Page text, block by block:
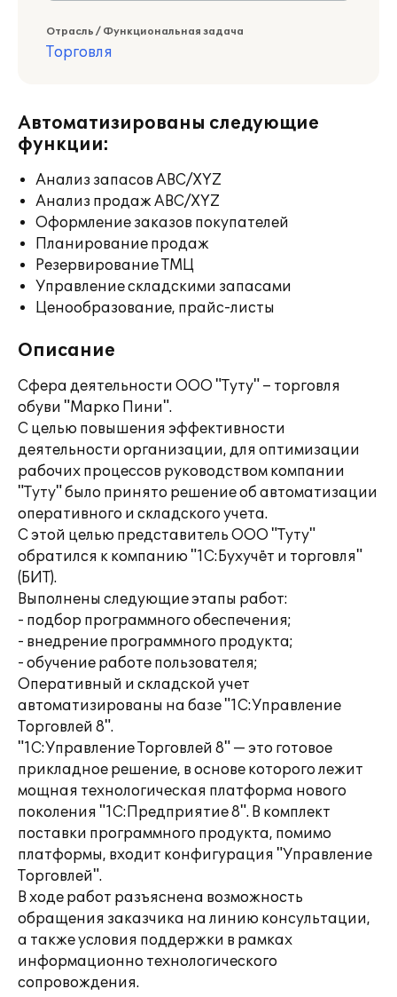
Отрасль / Функциональная задача
Торговля
Автоматизированы следующие
функции:
Анализ запасов ABC/XYZ
Анализ продаж ABC/XYZ
Оформление заказов покупателей
Планирование продаж
Резервирование ТМЦ
Управление складскими запасами
Ценообразование, прайс-листы
Описание
Сфера деятельности ООО "Туту" – торговля
обуви "Марко Пини".
С целью повышения эффективности
деятельности организации, для оптимизации
рабочих процессов руководством компании
"Туту" было принято решение об автоматизации
оперативного и складского учета.
С этой целью представитель ООО "Туту"
обратился к компанию "1С:Бухучёт и торговля"
(БИТ).
Выполнены следующие этапы работ:
- подбор программного обеспечения;
- внедрение программного продукта;
- обучение работе пользователя;
Оперативный и складской учет
автоматизированы на базе "1С:Управление
Торговлей 8".
"1С:Управление Торговлей 8" — это готовое
прикладное решение, в основе которого лежит
мощная технологическая платформа нового
поколения "1С:Предприятие 8". В комплект
поставки программного продукта, помимо
платформы, входит конфигурация "Управление
Торговлей".
В ходе работ разъяснена возможность
обращения заказчика на линию консультации,
а также условия поддержки в рамках
информационно технологического
сопровождения.